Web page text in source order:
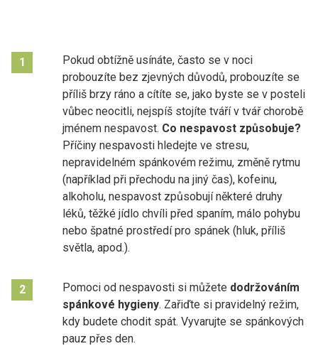
1
Pokud obtížně usínáte, často se v noci
probouzíte bez zjevných důvodů, probouzíte se
příliš brzy ráno a cítíte se, jako byste se v posteli
vůbec neocitli, nejspíš stojíte tváří v tvář chorobě
jménem nespavost. Co nespavost způsobuje?
Příčiny nespavosti hledejte ve stresu,
nepravidelném spánkovém režimu, změně rytmu
(například při přechodu na jiný čas), kofeinu,
alkoholu, nespavost způsobují některé druhy
léků, těžké jídlo chvíli před spaním, málo pohybu
nebo špatné prostředí pro spánek (hluk, příliš
světla, apod.).
2 Pomoci od nespavosti si můžete dodržováním
spánkové hygieny. Zařiďte si pravidelný režim,
kdy budete chodit spát. Vyvarujte se spánkových
pauz přes den.